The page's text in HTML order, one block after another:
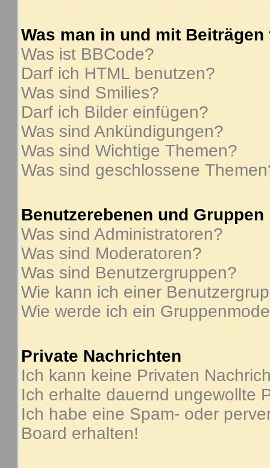
Was man in und mit Beiträgen
Was ist BBCode?
Darf ich HTML benutzen?
Was sind Smilies?
Darf ich Bilder einfügen?
Was sind Ankündigungen?
Was sind Wichtige Themen?
Was sind geschlossene
Benutzerebenen und Gruppen
Was sind Administratoren?
Was sind Moderatoren?
Was sind Benutzergruppen?
Wie kann ich einer
Wie werde ich ein
Private Nachrichten
Ich kann keine Privaten
Ich erhalte dauernd ungewollte
Ich habe eine Spam- oder
Board erhalten!